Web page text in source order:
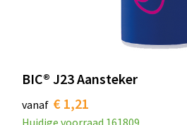
BIC® J23 Aansteker
vanaf € 1,21
Huidige voorraad 161809